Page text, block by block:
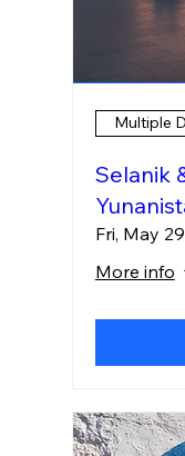
Multiple
Selanik
Fri, May 29
More info